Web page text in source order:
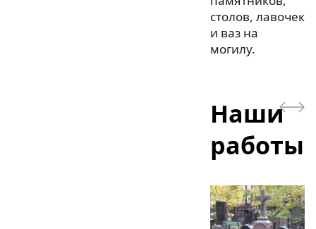
столов, лавочек
и ваз на
могилу.
Наши
работы